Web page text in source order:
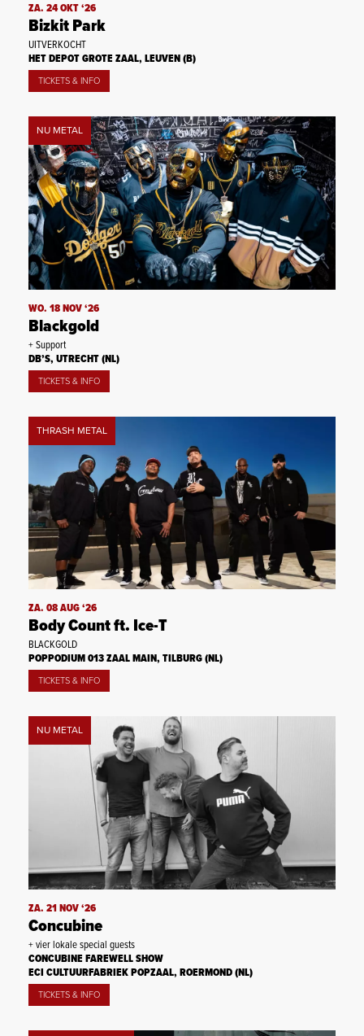
ZA. 24 OKT ‘26
Bizkit Park
UITVERKOCHT
HET DEPOT GROTE ZAAL, LEUVEN (B)
TICKETS & INFO
NU METAL
WO. 18 NOV ‘26
Blackgold
+ Support
DB’S, UTRECHT (NL)
TICKETS & INFO
THRASH METAL
ZA. 08 AUG ‘26
Body Count ft. Ice-T
BLACKGOLD
POPPODIUM 013 ZAAL MAIN, TILBURG (NL)
TICKETS & INFO
NU METAL
ZA. 21 NOV ‘26
Concubine
+ vier lokale special guests
CONCUBINE FAREWELL SHOW
ECI CULTUURFABRIEK POPZAAL, ROERMOND (NL)
TICKETS & INFO